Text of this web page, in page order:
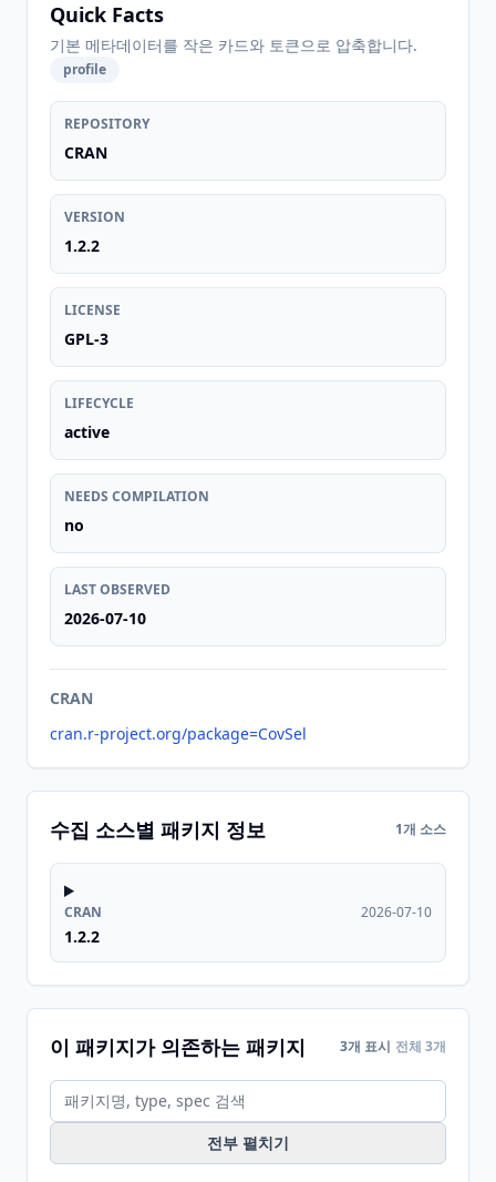
Quick Facts
기본 메타데이터를 작은 카드와 토큰으로 압축합니다.
profile
REPOSITORY
CRAN
VERSION
1.2.2
LICENSE
GPL-3
LIFECYCLE
active
NEEDS COMPILATION
no
LAST OBSERVED
2026-07-10
CRAN
cran.r-project.org/package=CovSel
수집 소스별 패키지 정보 1개 소스
CRAN
1.2.2
2026-07-10
이 패키지가 의존하는 패키지 3개 표시 전체 3개
전부 펼치기